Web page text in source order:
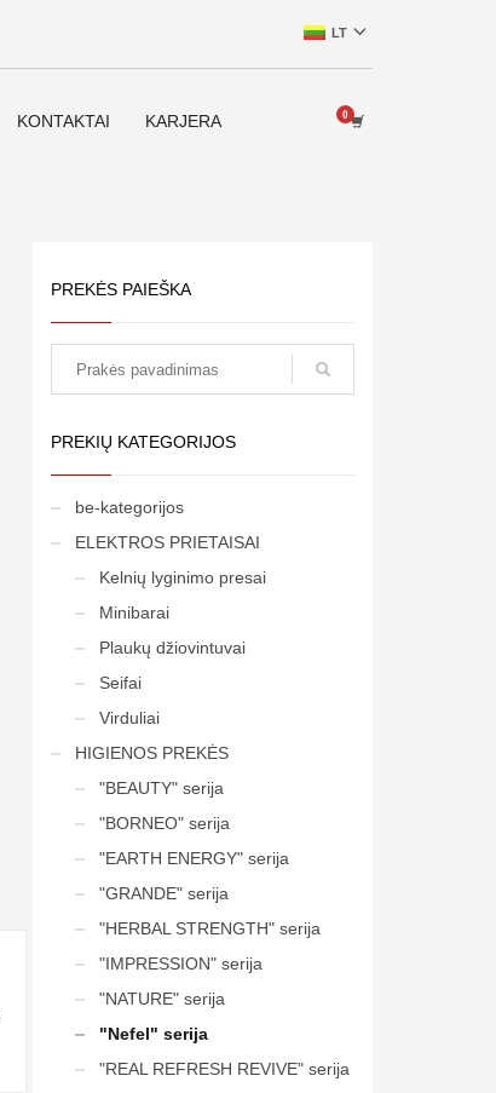
LT
KONTAKTAI KARJERA
PREKĖS PAIEŠKA
PREKIŲ KATEGORIJOS
be-kategorijos
ELEKTROS PRIETAISAI
Kelnių lyginimo presai
Minibarai
Plaukų džiovintuvai
Seifai
Virduliai
HIGIENOS PREKĖS
"BEAUTY" serija
"BORNEO" serija
"EARTH ENERGY" serija
"GRANDE" serija
"HERBAL STRENGTH" serija
"IMPRESSION" serija
"NATURE" serija
"Nefel" serija
"REAL REFRESH REVIVE" serija